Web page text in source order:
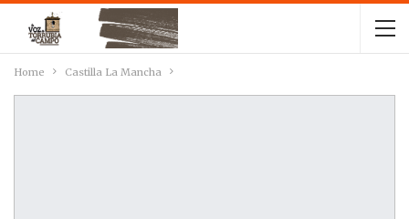
Home Castilla La Mancha